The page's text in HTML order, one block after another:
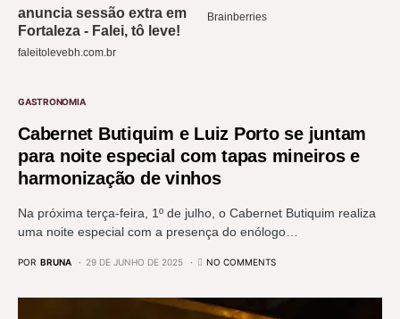
GASTRONOMIA
Cabernet Butiquim e Luiz Porto se juntam
para noite especial com tapas mineiros e
harmonização de vinhos
Na próxima terça-feira, 1º de julho, o Cabernet Butiquim realiza
uma noite especial com a presença do enólogo…
POR BRUNA 29 DE JUNHO DE 2025 NO COMMENTS